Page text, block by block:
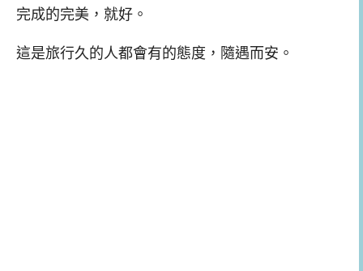
完成的完美，就好。
這是旅行久的人都會有的態度，隨遇而安。